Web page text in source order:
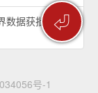
⏎
数据获批的试
号-1